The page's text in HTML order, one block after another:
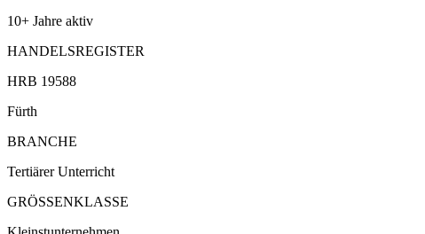
10+ Jahre aktiv
HANDELSREGISTER
HRB 19588
Fürth
BRANCHE
Tertiärer Unterricht
GRÖSSENKLASSE